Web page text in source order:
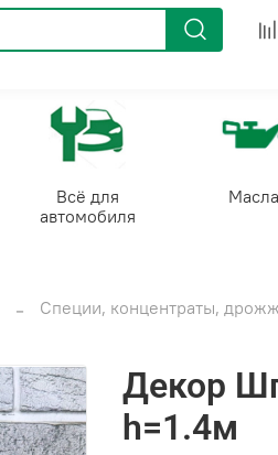
Всё для
автомобиля
Масла
Специи, концентраты,
Декор
h=1.4м